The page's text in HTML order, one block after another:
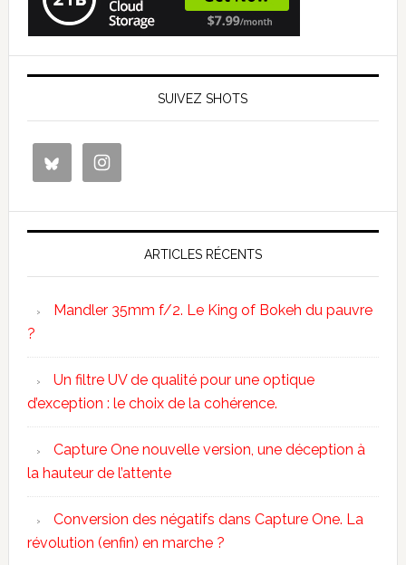
SUIVEZ SHOTS
ARTICLES RÉCENTS
Mandler 35mm f/2. Le King of Bokeh du pauvre
?
Un filtre UV de qualité pour une optique
d’exception : le choix de la cohérence.
Capture One nouvelle version, une déception à
la hauteur de l’attente
Conversion des négatifs dans Capture One. La
révolution (enfin) en marche ?